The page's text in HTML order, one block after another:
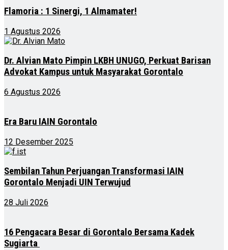
Flamoria : 1 Sinergi, 1 Almamater!
1 Agustus 2026
Dr. Alvian Mato Pimpin LKBH UNUGO, Perkuat Barisan
Advokat Kampus untuk Masyarakat Gorontalo
6 Agustus 2026
Era Baru IAIN Gorontalo
12 Desember 2025
Sembilan Tahun Perjuangan Transformasi IAIN
Gorontalo Menjadi UIN Terwujud
28 Juli 2026
16 Pengacara Besar di Gorontalo Bersama Kadek
Sugiarta